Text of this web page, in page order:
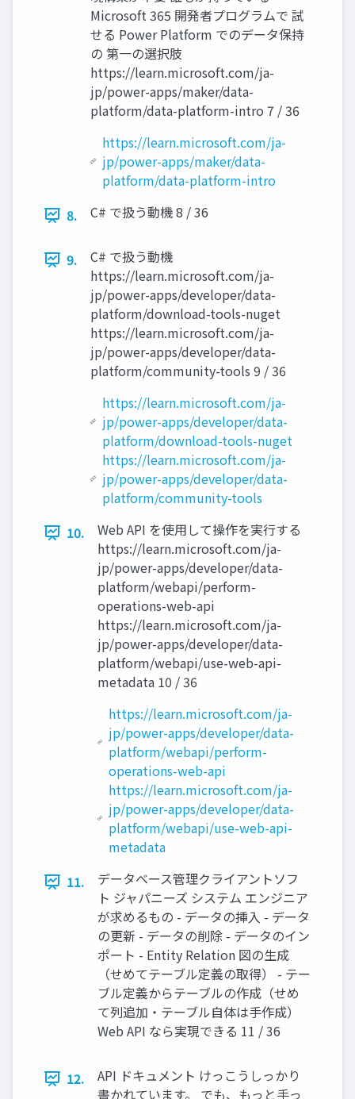
Microsoft 365 開発者プログラムで 試
せる Power Platform でのデータ保持
の 第一の選択肢
https://learn.microsoft.com/ja-
jp/power-apps/maker/data-
platform/data-platform-intro 7 / 36
https://learn.microsoft.com/ja-
jp/power-apps/maker/data-
platform/data-platform-intro
8.
C# で扱う動機 8 / 36
9.
C# で扱う動機
https://learn.microsoft.com/ja-
jp/power-apps/developer/data-
platform/download-tools-nuget
https://learn.microsoft.com/ja-
jp/power-apps/developer/data-
platform/community-tools 9 / 36
https://learn.microsoft.com/ja-
jp/power-apps/developer/data-
platform/download-tools-nuget
https://learn.microsoft.com/ja-
jp/power-apps/developer/data-
platform/community-tools
10.
Web API を使用して操作を実行する
https://learn.microsoft.com/ja-
jp/power-apps/developer/data-
platform/webapi/perform-
operations-web-api
https://learn.microsoft.com/ja-
jp/power-apps/developer/data-
platform/webapi/use-web-api-
metadata 10 / 36
https://learn.microsoft.com/ja-
jp/power-apps/developer/data-
platform/webapi/perform-
operations-web-api
https://learn.microsoft.com/ja-
jp/power-apps/developer/data-
platform/webapi/use-web-api-
metadata
11.
データベース管理クライアントソフ
ト ジャパニーズ システム エンジニア
が求めるもの - データの挿入 - データ
の更新 - データの削除 - データのイン
ポート - Entity Relation 図の生成
（せめてテーブル定義の取得） - テー
ブル定義からテーブルの作成（せめ
て列追加・テーブル自体は手作成）
Web API なら実現できる 11 / 36
12.
API ドキュメント けっこうしっかり
書かれています。 でも、もっと手っ